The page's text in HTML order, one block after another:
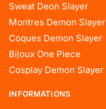
Sweat Deon Slayer
Montres Demon Slayer
Coques Demon Slayer
Bijoux One Piece
Cosplay Demon Slayer
INFORMATIONS